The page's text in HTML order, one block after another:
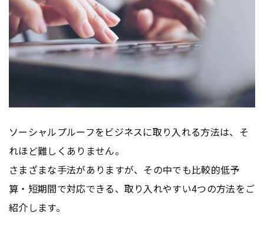
ソーシャルプルーフをビジネスに取り入れる方法は、そ
れほど難しくありません。
さまざまな手法がありますが、その中でも比較的低予
算・短期間で対応できる、取り入れやすい4つの方法をご
紹介します。